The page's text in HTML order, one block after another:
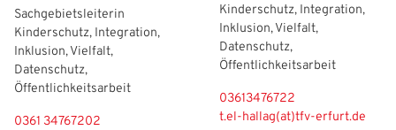
Sachgebietsleiterin
Kinderschutz, Integration,
Inklusion, Vielfalt,
Datenschutz,
Öffentlichkeitsarbeit
0361 34767202
Kinderschutz, Integration,
Inklusion, Vielfalt,
Datenschutz,
Öffentlichkeitsarbeit
03613476722
t.el-hallag(at)tfv-erfurt.de